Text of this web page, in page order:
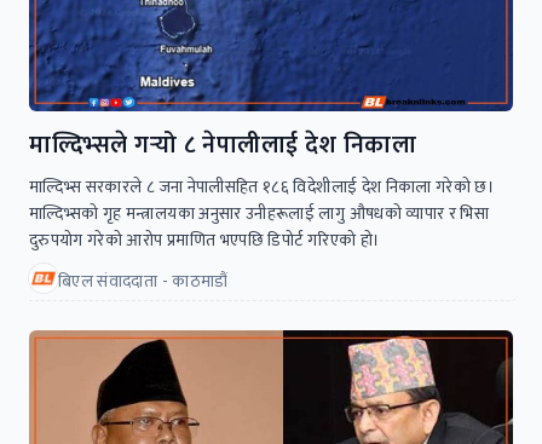
माल्दिभ्सले गर्‍यो ८ नेपालीलाई देश निकाला
माल्दिभ्स सरकारले ८ जना नेपालीसहित १८६ विदेशीलाई देश निकाला गरेको छ।
माल्दिभ्सको गृह मन्त्रालयका अनुसार उनीहरूलाई लागु औषधको व्यापार र भिसा
दुरुपयोग गरेको आरोप प्रमाणित भएपछि डिपोर्ट गरिएको हो।
बिएल संवाददाता - काठमाडौं